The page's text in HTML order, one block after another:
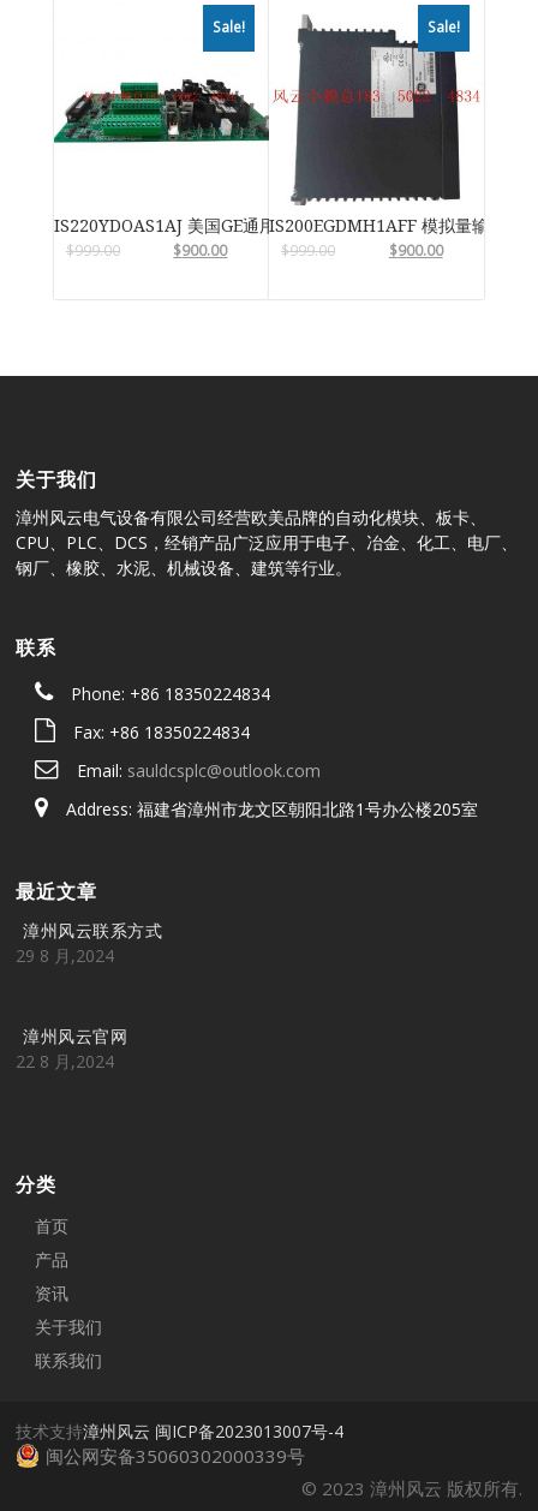
Sale!
IS220YDOAS1AJ 美国GE通用电气
$999.00 $900.00
Sale!
IS200EGDMH1AFF 模拟量输入输
$999.00 $900.00
关于我们
漳州风云电气设备有限公司经营欧美品牌的自动化模块、板卡、
CPU、PLC、DCS，经销产品广泛应用于电子、冶金、化工、电厂、
钢厂、橡胶、水泥、机械设备、建筑等行业。
联系
Phone: +86 18350224834
Fax: +86 18350224834
Email: sauldcsplc@outlook.com
Address: 福建省漳州市龙文区朝阳北路1号办公楼205室
最近文章
漳州风云联系方式
29 8 月,2024
漳州风云官网
22 8 月,2024
分类
首页
产品
资讯
关于我们
联系我们
技术支持漳州风云 闽ICP备2023013007号-4
闽公网安备35060302000339号
© 2023 漳州风云 版权所有.